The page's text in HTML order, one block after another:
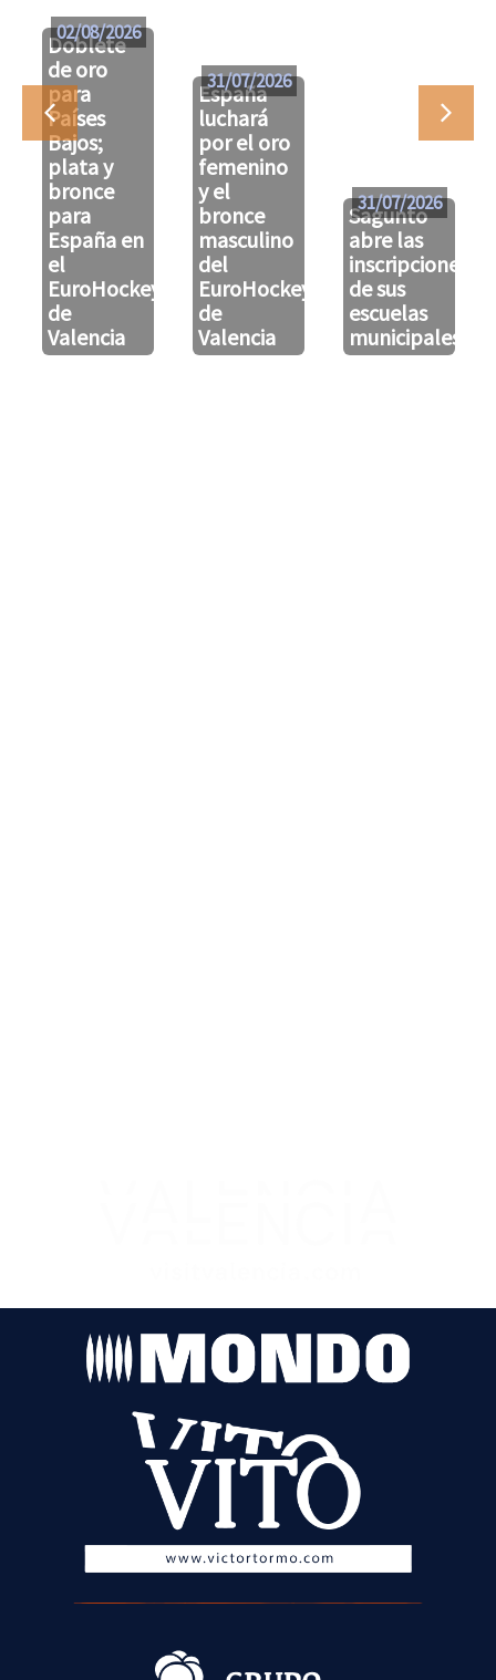
Doblete
de oro
para
Países
Bajos;
plata y
bronce
para
España en
el
EuroHockeyU21
de
Valencia
02/08/2026
España
luchará
por el oro
femenino
y el
bronce
masculino
del
EuroHockeyU21
de
Valencia
31/07/2026
Sagunto
abre las
inscripciones
de sus
escuelas
municipales
31/07/2026